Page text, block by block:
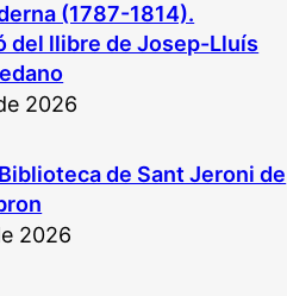
(1787-1814).
del llibre de Josep-Lluís
2026
de Sant Jeroni de
2026